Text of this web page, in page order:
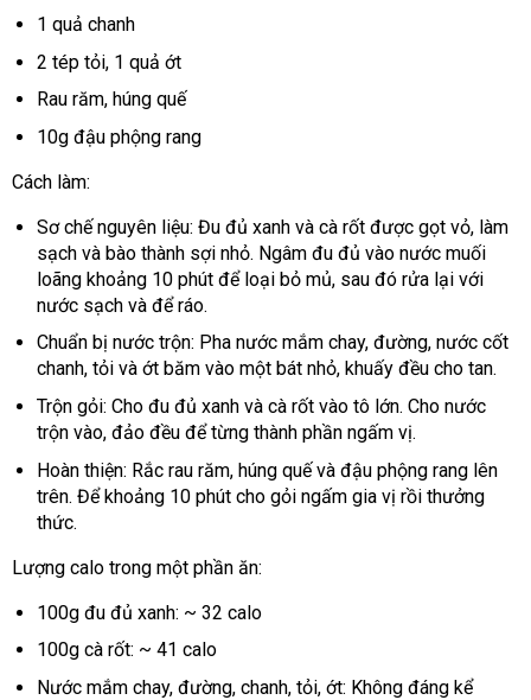
1 quả chanh
2 tép tỏi, 1 quả ớt
Rau răm, húng quế
10g đậu phộng rang
Cách làm:
Sơ chế nguyên liệu: Đu đủ xanh và cà rốt được gọt vỏ, làm
sạch và bào thành sợi nhỏ. Ngâm đu đủ vào nước muối
loãng khoảng 10 phút để loại bỏ mủ, sau đó rửa lại với
nước sạch và để ráo.
Chuẩn bị nước trộn: Pha nước mắm chay, đường, nước cốt
chanh, tỏi và ớt băm vào một bát nhỏ, khuấy đều cho tan.
Trộn gỏi: Cho đu đủ xanh và cà rốt vào tô lớn. Cho nước
trộn vào, đảo đều để từng thành phần ngấm vị.
Hoàn thiện: Rắc rau răm, húng quế và đậu phộng rang lên
trên. Để khoảng 10 phút cho gỏi ngấm gia vị rồi thưởng
thức.
Lượng calo trong một phần ăn:
100g đu đủ xanh: ~ 32 calo
100g cà rốt: ~ 41 calo
Nước mắm chay, đường, chanh, tỏi, ớt: Không đáng kể